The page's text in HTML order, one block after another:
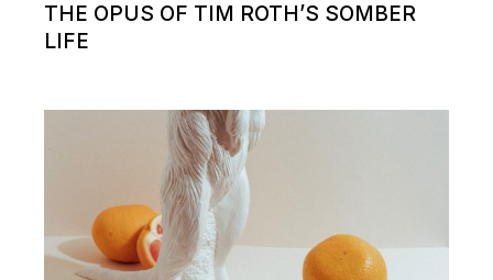
THE OPUS OF TIM ROTH’S SOMBER
LIFE